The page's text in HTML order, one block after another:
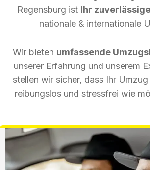
Regensburg ist Ihr
nationale & internationale
Wir bieten umfassende
unserer Erfahrung und unserem
stellen wir sicher, dass Ihr
reibungslos und stressfrei wie